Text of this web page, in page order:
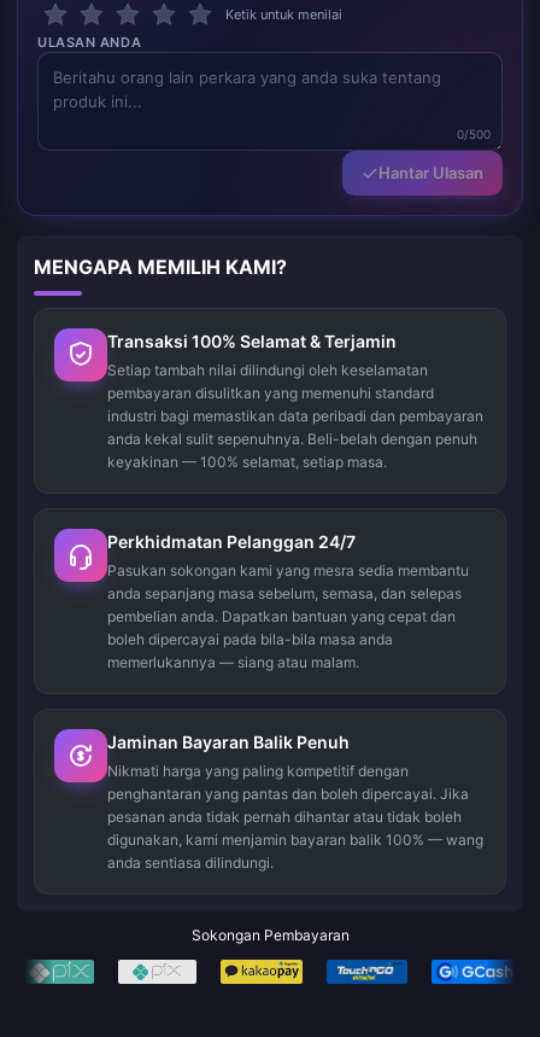
Ketik untuk menilai
ULASAN ANDA
0/500
Hantar Ulasan
MENGAPA MEMILIH KAMI?
Transaksi 100% Selamat & Terjamin
Setiap tambah nilai dilindungi oleh keselamatan
pembayaran disulitkan yang memenuhi standard
industri bagi memastikan data peribadi dan pembayaran
anda kekal sulit sepenuhnya. Beli-belah dengan penuh
keyakinan — 100% selamat, setiap masa.
Perkhidmatan Pelanggan 24/7
Pasukan sokongan kami yang mesra sedia membantu
anda sepanjang masa sebelum, semasa, dan selepas
pembelian anda. Dapatkan bantuan yang cepat dan
boleh dipercayai pada bila-bila masa anda
memerlukannya — siang atau malam.
Jaminan Bayaran Balik Penuh
Nikmati harga yang paling kompetitif dengan
penghantaran yang pantas dan boleh dipercayai. Jika
pesanan anda tidak pernah dihantar atau tidak boleh
digunakan, kami menjamin bayaran balik 100% — wang
anda sentiasa dilindungi.
Sokongan Pembayaran